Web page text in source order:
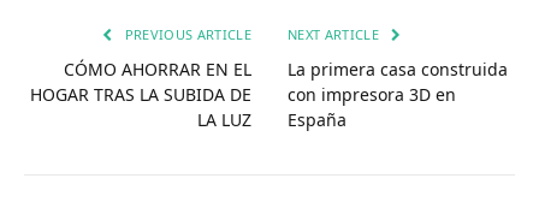
PREVIOUS ARTICLE
CÓMO AHORRAR EN EL
HOGAR TRAS LA SUBIDA DE
LA LUZ
NEXT ARTICLE
La primera casa construida
con impresora 3D en
España